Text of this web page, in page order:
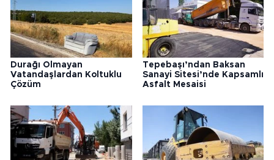
Durağı Olmayan
Vatandaşlardan Koltuklu
Çözüm
Tepebaşı’ndan Baksan
Sanayi Sitesi’nde Kapsamlı
Asfalt Mesaisi